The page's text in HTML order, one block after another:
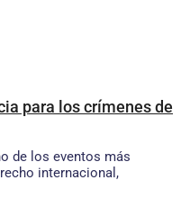
para los crímenes de
de los eventos más
internacional,